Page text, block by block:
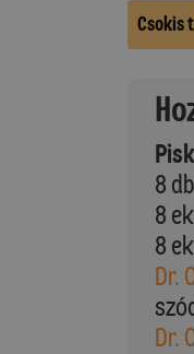
Csokis
8
8
8
Dr.
Dr.